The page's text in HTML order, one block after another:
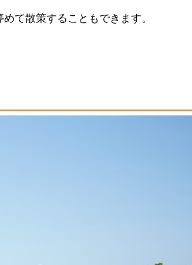
て散策することもできます。